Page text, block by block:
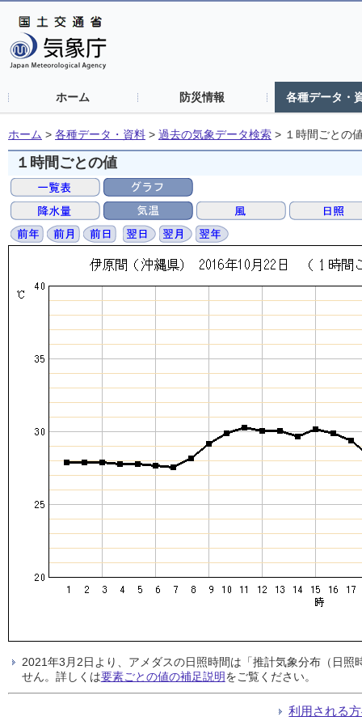
ホーム 防災情報 各種データ・
ホーム > 各種データ・資料 > 過去の気象データ検索 > １時間ごとの
１時間ごとの値
2021年3月2日より、アメダスの日照時間は「推計気象分布（日
せん。詳しくは要素ごとの値の補足説明をご覧ください。
利用される